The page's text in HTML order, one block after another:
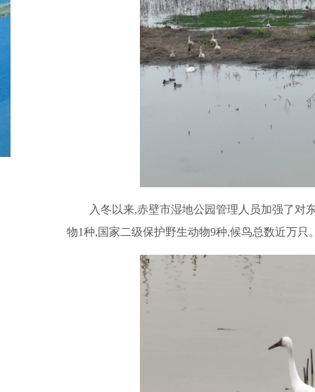
入冬以来,赤壁市湿地公园管理人员加强了对
物1种,国家二级保护野生动物9种,候鸟总数近万